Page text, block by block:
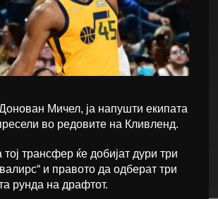
Мичел, ја напушти екипата
во редовите на Кливленд.
тој трансфер ќе добијат дури три
и правото да одберат три
рунда на драфтот.